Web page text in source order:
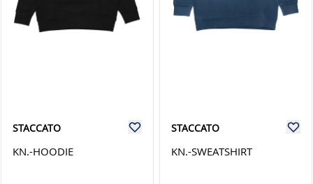
STACCATO
KN.-HOODIE
STACCATO
KN.-SWEATSHIRT